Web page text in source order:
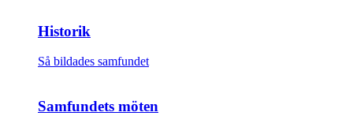
Historik
Så bildades samfundet
Samfundets möten